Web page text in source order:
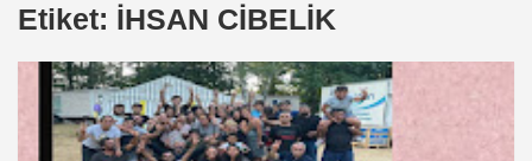
Etiket: İHSAN CİBELİK